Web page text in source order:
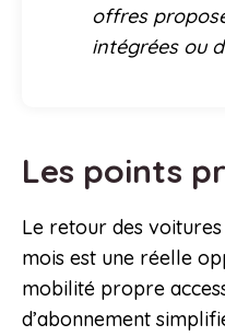
offres
intégrées ou
Les points
Le retour des
mois est une réelle
mobilité propre
d’abonnement